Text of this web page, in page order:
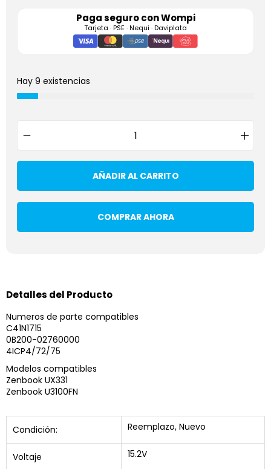
Paga seguro conWompi
Tarjeta · PSE · Nequi · Daviplata
Hay 9 existencias
AÑADIR AL CARRITO
COMPRAR AHORA
Detalles del Producto
Numeros de parte compatibles
C41N1715
0B200-02760000
4ICP4/72/75
Modelos compatibles
Zenbook UX331
Zenbook U3100FN
Condición: Reemplazo, Nuevo
Voltaje 15.2V